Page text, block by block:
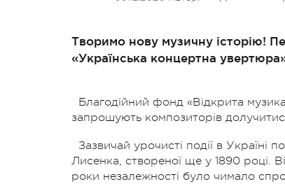
Творимо нову музичну історію!
«Українська концертна
Благодійний фонд «Відкрита
запрошують композиторів
Зазвичай урочисті події в
Лисенка, створеної ще у 1890 році.
роки незалежності було чимало